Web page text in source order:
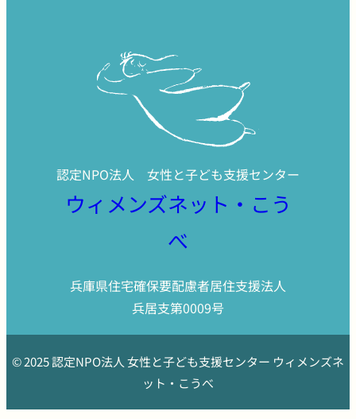
認定NPO法人 女性と子ども支援センター
ウィメンズネット・こう
べ
兵庫県住宅確保要配慮者居住支援法人
兵居支第0009号
© 2025 認定NPO法人 女性と子ども支援センター ウィメンズネ
ット・こうべ